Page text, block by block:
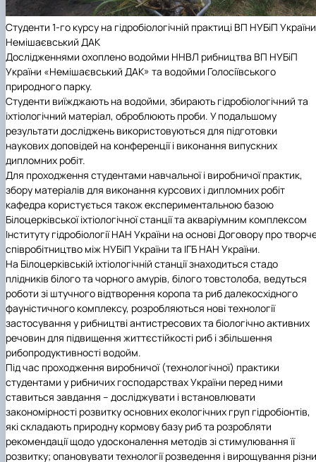
Студенти 1-го курсу на гідробіологічній практиці ВП НУБіП України
Немішаєвський ДАК
Дослідженнями охоплено водойми ННВЛ рибництва ВП НУБіП
України «Немішаєвський ДАК» та водойми Голосіївського
природного парку.
Студенти виїжджають на водойми, збирають гідробіологічний та
іхтіологічний матеріал, оброблюють проби. У подальшому
результати досліджень використовуються для підготовки
наукових доповідей на конференції і виконання випускних
дипломних робіт.
Для проходження студентами навчальної і виробничої практик,
збору матеріалів для виконання курсових і дипломних робіт
кафедра користується також експериментальною базою
Білоцерківської іхтіологічної станції та акваріумним комплексом
Інституту гідробіології НАН України на основі Договору про
співробітництво між НУБіП України та ІГБ НАН України.
На Білоцерківській іхтіологічній станції знаходиться стадо
плідників білого та чорного амурів, білого товстолоба, ведуться
роботи зі штучного відтворення коропа та риб далекосхідного
фауністичного комплексу, розробляються нові технології
застосування у рибництві антистресових та біологічно активних
речовин для підвищення життєстійкості риб і збільшення
рибопродуктивності водойм.
Під час проходження виробничої (технологічної) практики
студентами у рибничих господарствах України перед ними
ставиться завдання – досліджувати і встановлювати
закономірності розвитку основних екологічних груп гідробіонтів,
які складають природну кормову базу риб та розробляти
рекомендації щодо удосконалення методів зі стимулювання її
розвитку; опановувати технології розведення і вирощування